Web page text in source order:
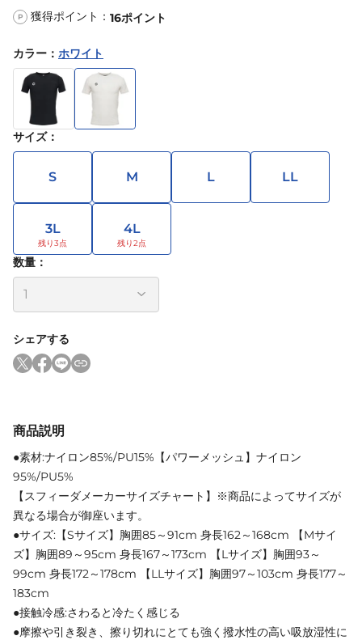
P 獲得ポイント： 16ポイント
カラー ： ホワイト
サイズ：
S M L LL
3L 4L
数量：
シェアする
商品説明
●素材:ナイロン85%/PU15%【パワーメッシュ】ナイロン
95%/PU5%
【スフィーダメーカーサイズチャート】※商品によってサイズが
異なる場合が御座います。
●サイズ:【Sサイズ】胸囲85～91cm 身長162～168cm 【Mサイ
ズ】胸囲89～95cm 身長167～173cm 【Lサイズ】胸囲93～
99cm 身長172～178cm 【LLサイズ】胸囲97～103cm 身長177～
183cm
●接触冷感:さわると冷たく感じる
●摩擦や引き裂き、擦り切れにとても強く撥水性の高い吸放湿性に